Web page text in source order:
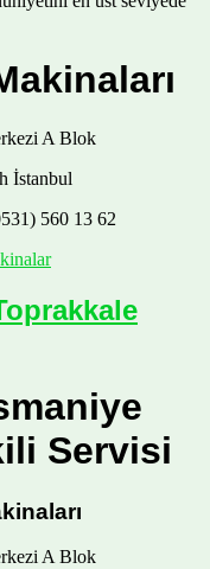
A Blok
İstanbul
560 13 62
Servisi
A Blok